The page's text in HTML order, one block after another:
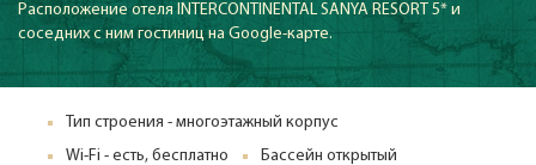
Расположение отеля INTERCONTINENTAL SANYA RESORT 5* и
соседних с ним гостиниц на Google-карте.
Тип строения - многоэтажный корпус
Wi-Fi - есть, бесплатно
Бассейн открытый